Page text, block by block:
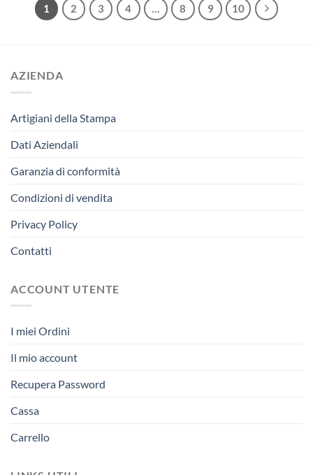
1 2 3 4 … 8 9 10
AZIENDA
Artigiani della Stampa
Dati Aziendali
Garanzia di conformità
Condizioni di vendita
Privacy Policy
Contatti
ACCOUNT UTENTE
I miei Ordini
Il mio account
Recupera Password
Cassa
Carrello